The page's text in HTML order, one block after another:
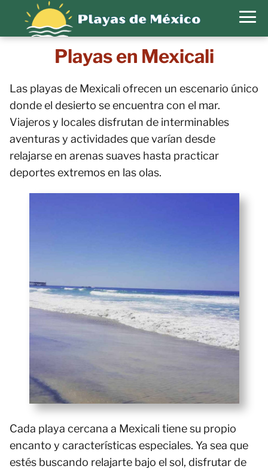
Playas en Mexicali
Las playas de Mexicali ofrecen un escenario único
donde el desierto se encuentra con el mar.
Viajeros y locales disfrutan de interminables
aventuras y actividades que varían desde
relajarse en arenas suaves hasta practicar
deportes extremos en las olas.
Cada playa cercana a Mexicali tiene su propio
encanto y características especiales. Ya sea que
estés buscando relajarte bajo el sol, disfrutar de